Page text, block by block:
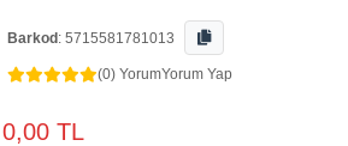
Barkod : 5715581781013
(0) YorumYorum Yap
0,00 TL